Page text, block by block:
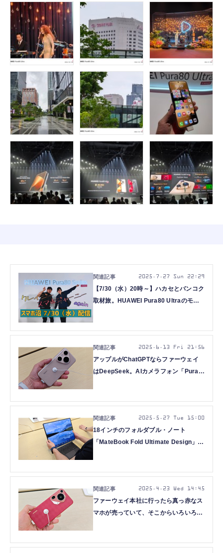
【7/30（水）20時～】ハカセとバンコク
取材旅。HUAWEI Pura80 Ultraのモン
2025.7.27 Sun 22:29
アップルがChatGPTならファーウェイ
はDeepSeek。AIカメラフォン「Pura
2025.6.13 Fri 21:56
18インチのフォルダブル・ノート
「MateBook Fold Ultimate Design」を
2025.5.27 Tue 15:00
ファーウェイ本社に行ったら真っ赤なス
マホが売っていて、そこからいろいろと
2025.4.23 Wed 14:45